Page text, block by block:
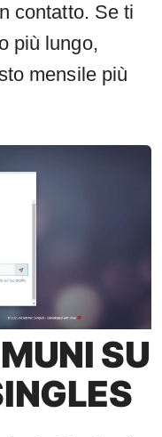
contatto. Se ti
più lungo,
mensile più
SU